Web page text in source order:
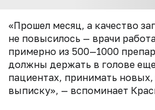
«Прошел месяц, а качество
не повысилось — врачи
примерно из 500—1000
должны держать в голове
пациентах, принимать
выписку», — вспоминает